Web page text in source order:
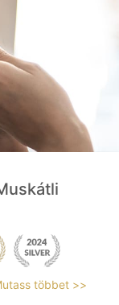
többet >>